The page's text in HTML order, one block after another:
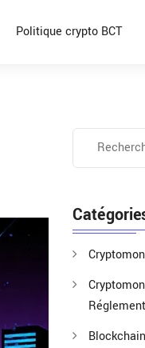
Politique crypto BCT
Blockchain